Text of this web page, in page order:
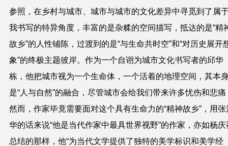
参照，在乡村与城市、城市与城市的文化差异中寻觅到了属
我书写的特异角度，丰富的是杂糅的空间描写，抵达的是“精
故乡”的人性铺陈，过渡到的是“与生命共时空”和“对历史展开
象”的终极主题彼岸。作为一个自诩为城市文化书写者的邱华
栋，他把城市视为一个生命体，一个活着的地理空间，其本
是“人与自然”的融合，尽管城市会给我们带来许多忧伤和悲痛
然而，作家毕竟需要面对这个具有生命力的“精神故乡”，用张
华的话来说“他是当代作家中最具世界视野”的作家，亦如杨庆
总结的那样，他“为当代文学提供了独特的美学标识和美学经